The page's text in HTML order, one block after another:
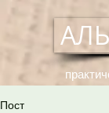
Пост